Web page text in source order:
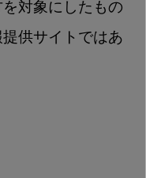
対象にしたもの
供サイトではあ